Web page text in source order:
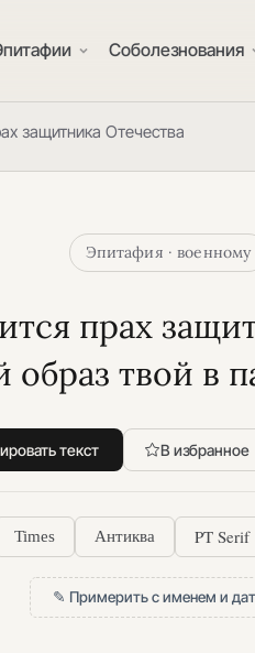
Соболезнования
защитника Отечества
Эпитафия · военному
прах
образ твой в
текст В избранное
Times Антиква PT Serif
✎ Примерить с именем и